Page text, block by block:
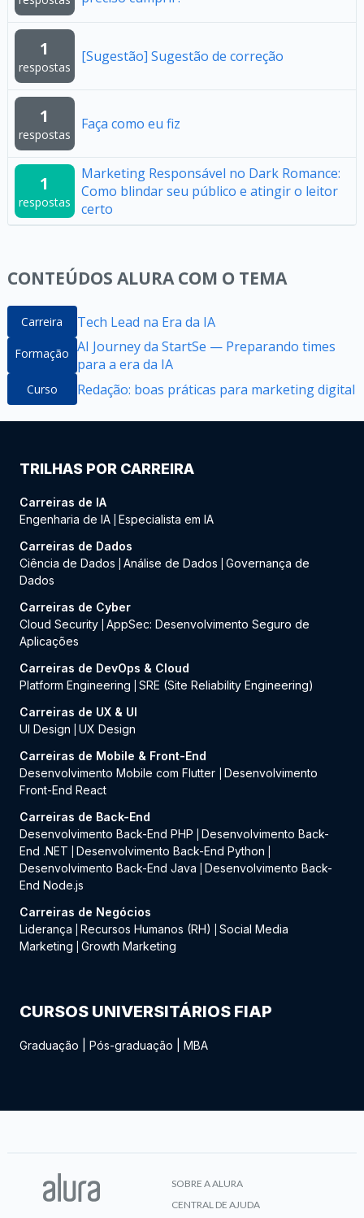
1
respostas
[Sugestão] Sugestão de correção
1
respostas
Faça como eu fiz
1
respostas
Marketing Responsável no Dark Romance:
Como blindar seu público e atingir o leitor
certo
CONTEÚDOS ALURA COM O TEMA
Carreira Tech Lead na Era da IA
Formação AI Journey da StartSe — Preparando times
para a era da IA
Curso Redação: boas práticas para marketing digital
TRILHAS POR CARREIRA
Carreiras de IA
Engenharia de IA Especialista em IA
Carreiras de Dados
Ciência de Dados
Análise de Dados
Governança de
Dados
Carreiras de Cyber
Cloud Security AppSec: Desenvolvimento Seguro de
Aplicações
Carreiras de DevOps & Cloud
Platform Engineering
SRE (Site Reliability Engineering)
Carreiras de UX & UI
UI Design
UX Design
Carreiras de Mobile & Front-End
Desenvolvimento Mobile com Flutter
Desenvolvimento
Front-End React
Carreiras de Back-End
Desenvolvimento Back-End PHP
Desenvolvimento Back-
End .NET
Desenvolvimento Back-End Python
Desenvolvimento Back-End Java
Desenvolvimento Back-
End Node.js
Carreiras de Negócios
Liderança
Recursos Humanos (RH)
Social Media
Marketing
Growth Marketing
CURSOS UNIVERSITÁRIOS FIAP
Graduação Pós-graduação MBA
SOBRE A ALURA
CENTRAL DE AJUDA